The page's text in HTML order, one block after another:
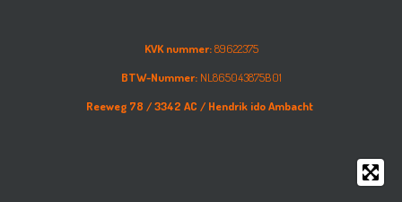
KVK nummer:89622375
BTW-Nummer:NL865043875B01
Reeweg 78 /3342 AC / Hendrik ido Ambacht